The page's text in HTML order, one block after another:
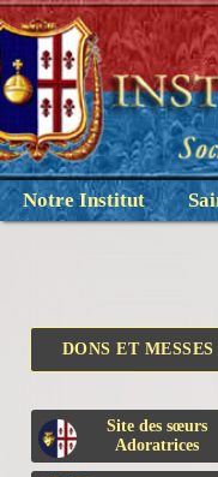
Notre Institut
DONS ET MESSES
Site des sœurs
Adoratrices